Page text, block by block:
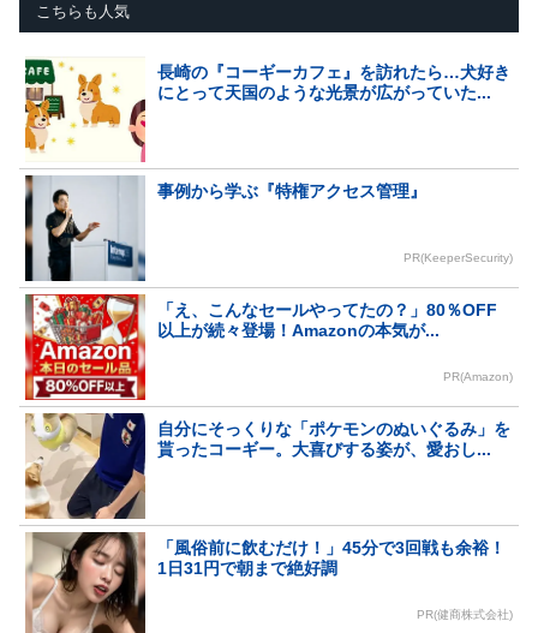
こちらも人気
長崎の『コーギーカフェ』を訪れたら…犬好き
にとって天国のような光景が広がっていた...
事例から学ぶ『特権アクセス管理』
PR(KeeperSecurity)
「え、こんなセールやってたの？」80％OFF
以上が続々登場！Amazonの本気が...
PR(Amazon)
自分にそっくりな「ポケモンのぬいぐるみ」を
貰ったコーギー。大喜びする姿が、愛おし...
「風俗前に飲むだけ！」45分で3回戦も余裕！
1日31円で朝まで絶好調
PR(健商株式会社)